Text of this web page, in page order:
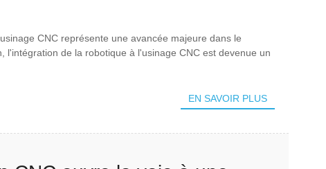
CNC représente une avancée majeure dans le
de la robotique à l'usinage CNC est devenue un
EN SAVOIR PLUS